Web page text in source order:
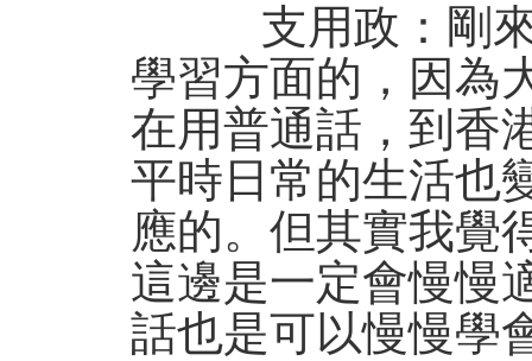
支用政：剛來
學習方面的，因為
在用普通話，到香
平時日常的生活也
應的。但其實我覺
這邊是一定會慢慢
話也是可以慢慢學